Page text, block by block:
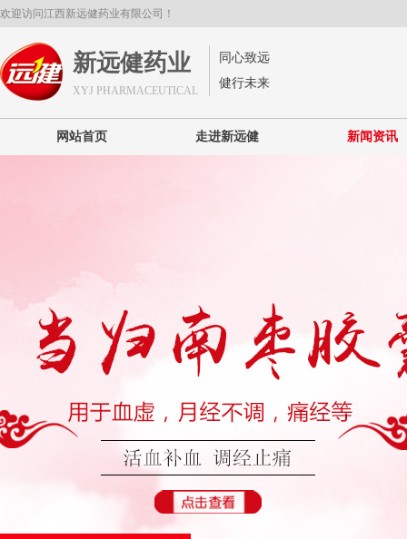
欢迎访问江西新远健药业有限公司！
新远健药业
XYJ PHARMACEUTICAL
同心致远
健行未来
网站首页 走进新远健 新闻资讯